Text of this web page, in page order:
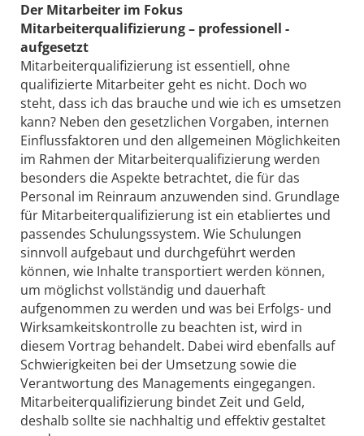
Der Mitarbeiter im Fokus
Mitarbeiterqualifizierung – professionell ­
aufgesetzt
Mitarbeiterqualifizierung ist essentiell, ohne
qualifizierte Mitarbeiter geht es nicht. Doch wo
steht, dass ich das brauche und wie ich es umsetzen
kann? Neben den gesetzlichen Vorgaben, internen
Einflussfaktoren und den allgemeinen Möglichkeiten
im Rahmen der Mitarbeiterqualifizierung werden
besonders die Aspekte betrachtet, die für das
Personal im Reinraum anzuwenden sind. Grundlage
für Mitarbeiterqualifizierung ist ein etabliertes und
passendes Schulungssystem. Wie Schulungen
sinnvoll aufgebaut und durchgeführt werden
können, wie Inhalte transportiert werden können,
um möglichst vollständig und dauerhaft
aufgenommen zu werden und was bei Erfolgs- und
Wirksamkeitskontrolle zu beachten ist, wird in
diesem Vortrag behandelt. Dabei wird ebenfalls auf
Schwierigkeiten bei der Umsetzung sowie die
Verantwortung des Managements eingegangen.
Mitarbeiterqualifizierung bindet Zeit und Geld,
deshalb sollte sie nachhaltig und effektiv gestaltet